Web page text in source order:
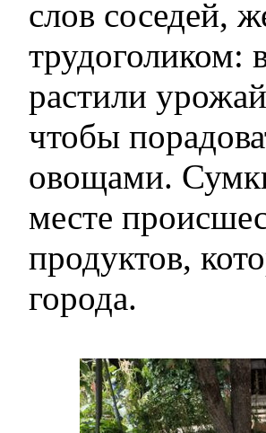
слов соседей,
трудоголиком:
растили
чтобы
овощами.
месте
продуктов,
города.